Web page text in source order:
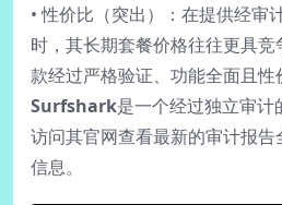
• 性价比（突出）：在提供经审
时，其长期套餐价格往往更具
款经过严格验证、功能全面且性
Surfshark是一个经过独立审
访问其官网查看最新的审计报
信息。